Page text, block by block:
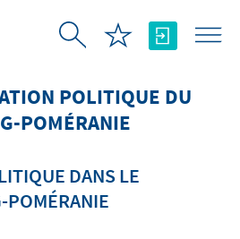
POLITIQUE DU
POMÉRANIE
DANS LE
POMÉRANIE